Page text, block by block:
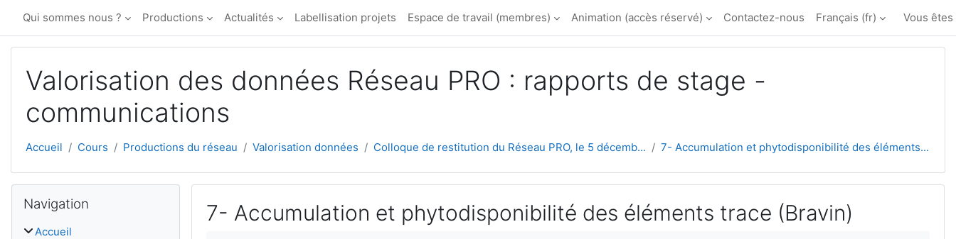
Qui sommes nous ? Productions Actualités Labellisation projets Espace de travail (membres) Animation (accès réservé) Contactez-nous Français ‎(fr)‎ Vous
Valorisation des données Réseau PRO : rapports de stage -
communications
Accueil Cours Productions du réseau Valorisation données Colloque de restitution du Réseau PRO, le 5 décemb... 7- Accumulation et phytodisponibilité des éléments...
7- Accumulation et phytodisponibilité des éléments trace (Bravin)
Blocs
Navigation
Accueil